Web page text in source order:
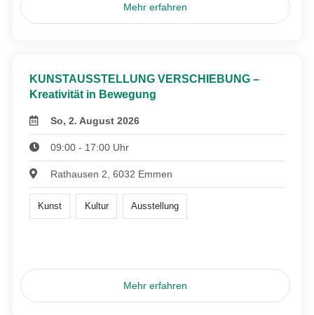
Mehr erfahren
KUNSTAUSSTELLUNG VERSCHIEBUNG –
Kreativität in Bewegung
So, 2. August 2026
09:00 - 17:00 Uhr
Rathausen 2, 6032 Emmen
Kunst Kultur Ausstellung
Mehr erfahren